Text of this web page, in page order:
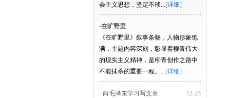
会主义思想，坚定不移...[详细]
·在旷野里
《在旷野里》叙事条畅，人物形象饱
满，主题内容深刻，彰显着柳青伟大
的现实主义精神，是柳青创作之路中
不能抹杀的重要一程。...[详细]
12-25
· 向毛泽东学习写文章